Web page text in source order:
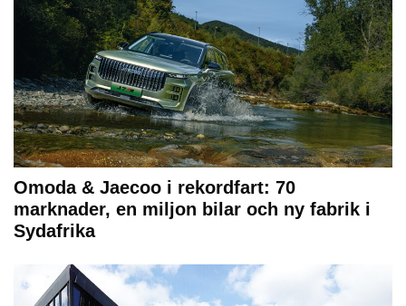
Omoda & Jaecoo i rekordfart: 70
marknader, en miljon bilar och ny fabrik i
Sydafrika